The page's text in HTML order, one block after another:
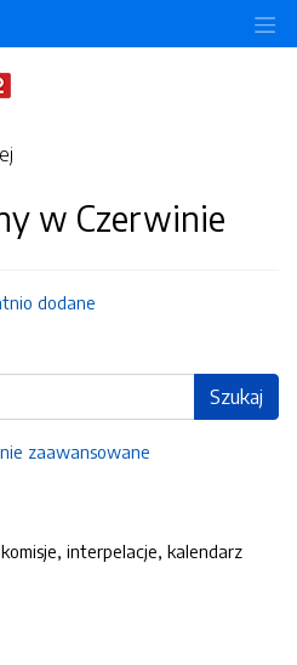
w Czerwinie
dodane
Szukaj
zaawansowane
interpelacje, kalendarz